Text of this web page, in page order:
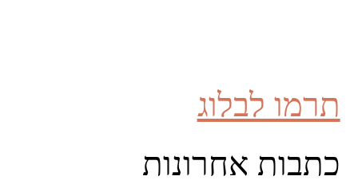
תרמו לבלוג
כתבות אחרונות